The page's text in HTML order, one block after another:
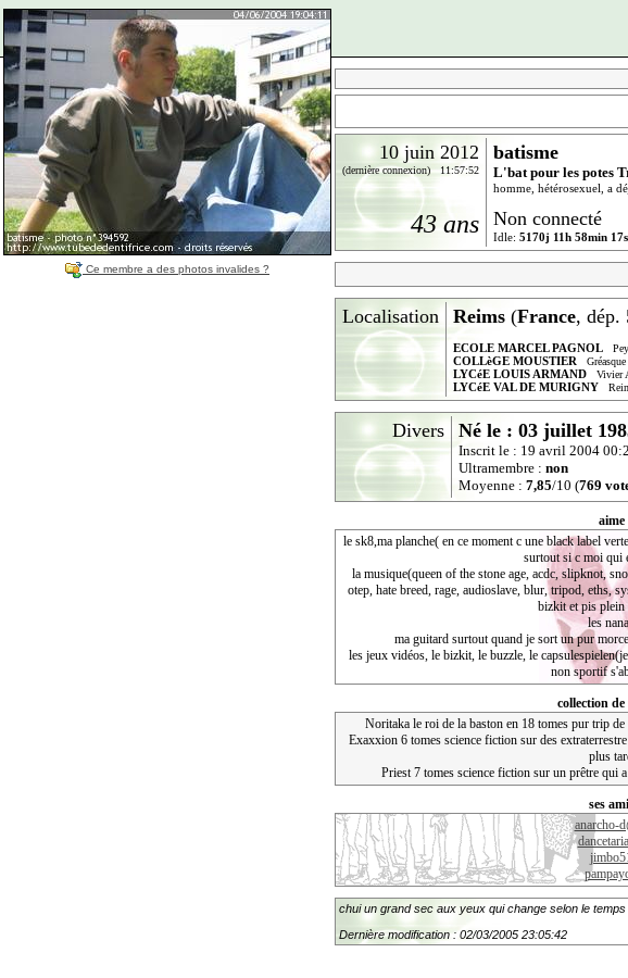
Ce membre a des photos invalides ?
10 juin 2012
(dernière connexion) 11:57:52
batisme
L'bat pour les potes
homme, hétérosexuel, a
Non connecté
Idle: 5170j 11h 58min 17s
43 ans
Localisation Reims (France, dép.
ECOLE MARCEL PAGNOL
COLLèGE MOUSTIER
LYCéE LOUIS ARMAND Vivier
LYCéE VAL DE MURIGNY
Divers Né le : 03 juillet
Inscrit le : 19 avril 2004
Ultramembre : non
Moyenne : 7,85/10 (769
aime
le sk8,ma planche( en ce moment c une black label
surtout si c moi qui
la musique(queen of the stone age, acdc, slipknot,
otep, hate breed, rage, audioslave, blur, tripod, eths,
bizkit et pis plein
les
ma guitard surtout quand je sort un pur
les jeux vidéos, le bizkit, le buzzle, le
non sportif
collection de
Noritaka le roi de la baston en 18 tomes pur trip
Exaxxion 6 tomes science fiction sur des
plus
Priest 7 tomes science fiction sur un prêtre qui
ses
anarcho-
chui un grand sec aux yeux qui change selon le
Dernière modification : 02/03/2005 23:05:42